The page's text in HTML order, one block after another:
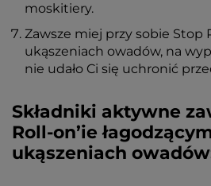
moskitiery.
Zawsze miej przy sobie Stop
ukąszeniach owadów, na
nie udało Ci się uchronić
Składniki aktywne
Roll-on’ie
ukąszeniach